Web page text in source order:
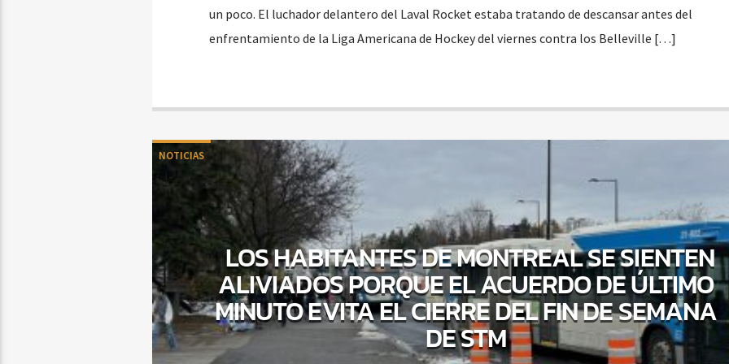
un poco. El luchador delantero del Laval Rocket estaba tratando de descansar antes del
enfrentamiento de la Liga Americana de Hockey del viernes contra los Belleville […]
NOTICIAS
LOS HABITANTES DE MONTREAL SE SIENTEN
ALIVIADOS PORQUE EL ACUERDO DE ÚLTIMO
MINUTO EVITA EL CIERRE DEL FIN DE SEMANA
DE STM